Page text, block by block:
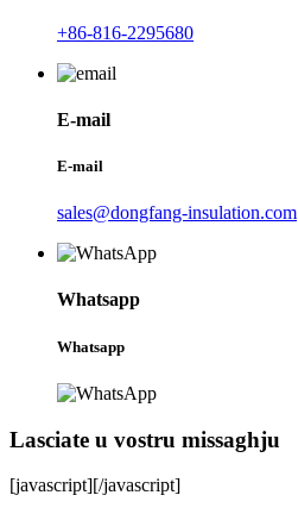
+86-816-2295680
E-mail
E-mail
sales@dongfang-insulation.com
Whatsapp
Whatsapp
Lasciate u vostru missaghju
[javascript][/javascript]